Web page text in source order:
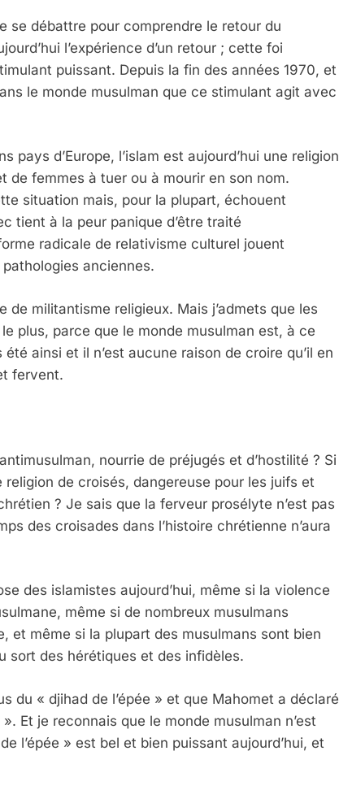
se débattre pour comprendre le retour du
l’expérience d’un retour ; cette foi
puissant. Depuis la fin des années 1970, et
le monde musulman que ce stimulant agit avec
pays d’Europe, l’islam est aujourd’hui une religion
de femmes à tuer ou à mourir en son nom.
situation mais, pour la plupart, échouent
tient à la peur panique d’être traité
radicale de relativisme culturel jouent
anciennes.
militantisme religieux. Mais j’admets que les
plus, parce que le monde musulman est, à ce
ainsi et il n’est aucune raison de croire qu’il en
fervent.
nourrie de préjugés et d’hostilité ? Si
de croisés, dangereuse pour les juifs et
? Je sais que la ferveur prosélyte n’est pas
des croisades dans l’histoire chrétienne n’aura
des islamistes aujourd’hui, même si la violence
même si de nombreux musulmans
et même si la plupart des musulmans sont bien
sort des hérétiques et des infidèles.
du « djihad de l’épée » et que Mahomet a déclaré
Et je reconnais que le monde musulman n’est
l’épée » est bel et bien puissant aujourd’hui, et